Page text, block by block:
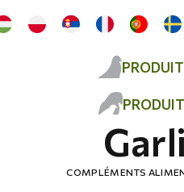
COMPLÉMENTS